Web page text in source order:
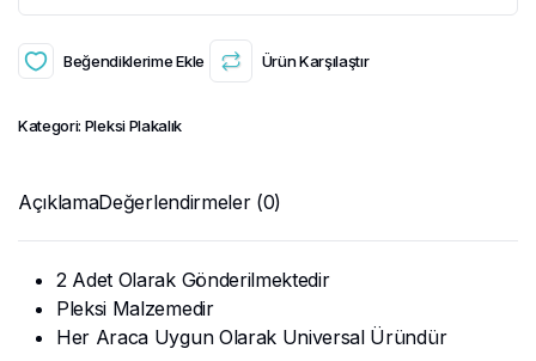
Beğendiklerime Ekle Ürün Karşılaştır
Kategori: Pleksi Plakalık
AçıklamaDeğerlendirmeler (0)
2 Adet Olarak Gönderilmektedir
Pleksi Malzemedir
Her Araca Uygun Olarak Universal Üründür